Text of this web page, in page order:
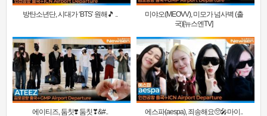
방탄소년단, 시대가 ‘BTS’ 원해🎵 ..
미야오(MEOVV), 미모가 넘사벽 (출
국)[뉴스엔TV]
에이티즈, 둠칫❣️ 둠칫❣&#.. 에스파(aespa), 죄송해요🥺🎤마이..